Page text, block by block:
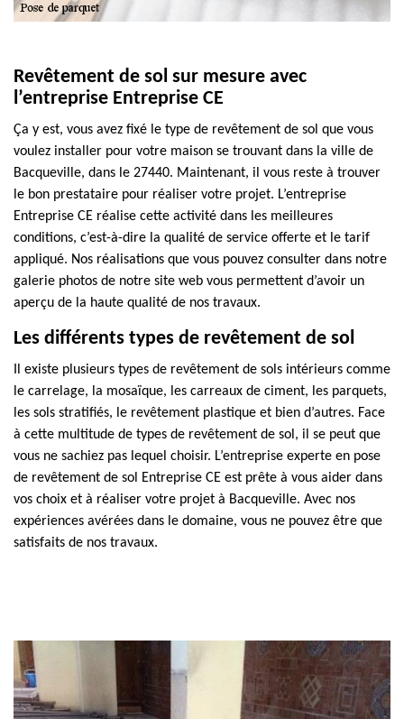
Revêtement de sol sur mesure avec
l’entreprise Entreprise CE
Ça y est, vous avez fixé le type de revêtement de sol que vous
voulez installer pour votre maison se trouvant dans la ville de
Bacqueville, dans le 27440. Maintenant, il vous reste à trouver
le bon prestataire pour réaliser votre projet. L’entreprise
Entreprise CE réalise cette activité dans les meilleures
conditions, c’est-à-dire la qualité de service offerte et le tarif
appliqué. Nos réalisations que vous pouvez consulter dans notre
galerie photos de notre site web vous permettent d’avoir un
aperçu de la haute qualité de nos travaux.
Les différents types de revêtement de sol
Il existe plusieurs types de revêtement de sols intérieurs comme
le carrelage, la mosaïque, les carreaux de ciment, les parquets,
les sols stratifiés, le revêtement plastique et bien d’autres. Face
à cette multitude de types de revêtement de sol, il se peut que
vous ne sachiez pas lequel choisir. L’entreprise experte en pose
de revêtement de sol Entreprise CE est prête à vous aider dans
vos choix et à réaliser votre projet à Bacqueville. Avec nos
expériences avérées dans le domaine, vous ne pouvez être que
satisfaits de nos travaux.